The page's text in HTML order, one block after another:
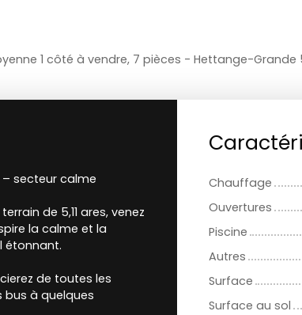
1 côté à vendre, 7 pièces - Hettange-Grande
secteur calme
de 5,11 ares, venez
la calme et la
étonnant.
de toutes les
à quelques
Chauffage
Ouvertures
Piscine
Autres
Surface
Surface au sol